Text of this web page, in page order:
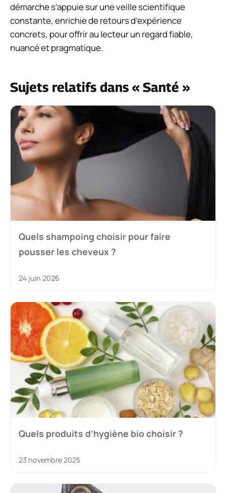
démarche s’appuie sur une veille scientifique
constante, enrichie de retours d’expérience
concrets, pour offrir au lecteur un regard fiable,
nuancé et pragmatique.
Sujets relatifs dans « Santé »
Quels shampoing choisir pour faire
pousser les cheveux ?
24 juin 2026
Quels produits d’hygiène bio choisir ?
23 novembre 2025